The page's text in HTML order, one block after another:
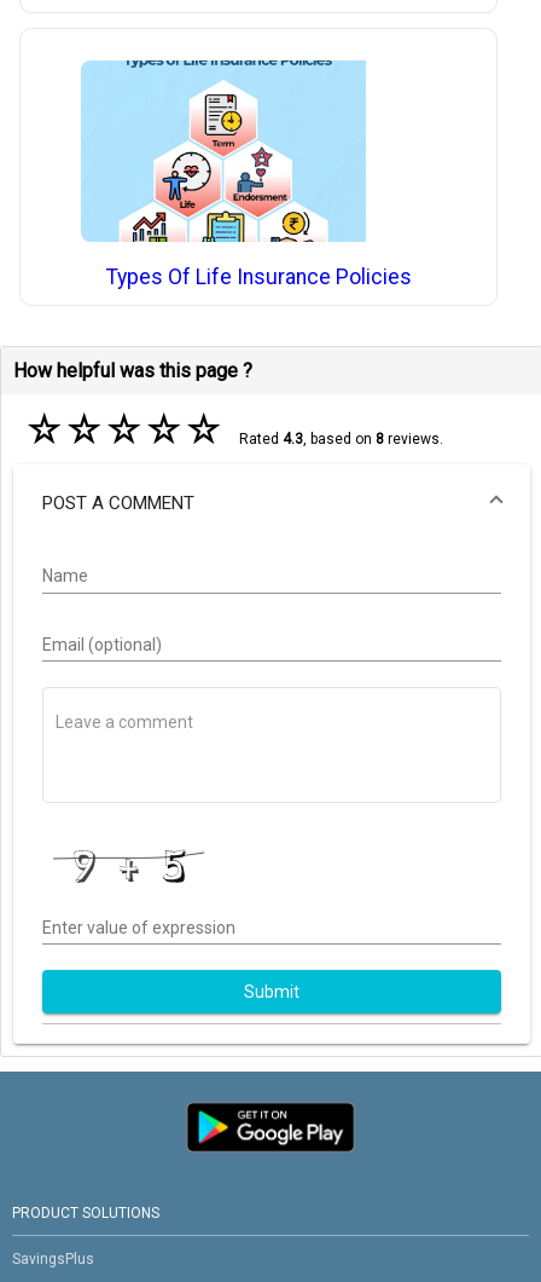
Types Of Life Insurance Policies
How helpful was this page ?
☆☆☆☆☆ Rated 4.3, based on 8reviews.
POST A COMMENT
Name
Email (optional)
Enter value of expression
Submit
PRODUCT SOLUTIONS
SavingsPlus